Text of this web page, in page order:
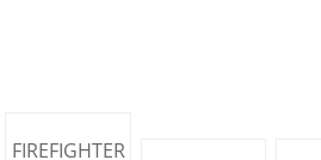
FIREFIGHTER